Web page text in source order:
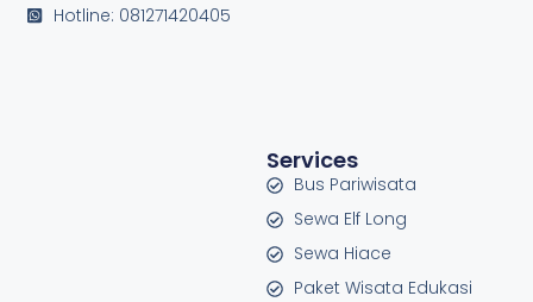
Services
Bus Pariwisata
Sewa Elf Long
Sewa Hiace
Paket Wisata Edukasi
Hotline: 081271420405